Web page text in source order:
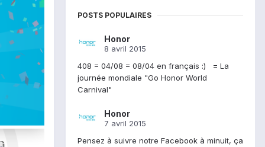
POSTS POPULAIRES
Honor
8 avril 2015
408 = 04/08 = 08/04 en français :) = La
journée mondiale "Go Honor World
Carnival"
Honor
7 avril 2015
Pensez à suivre notre Facebook à minuit, ça